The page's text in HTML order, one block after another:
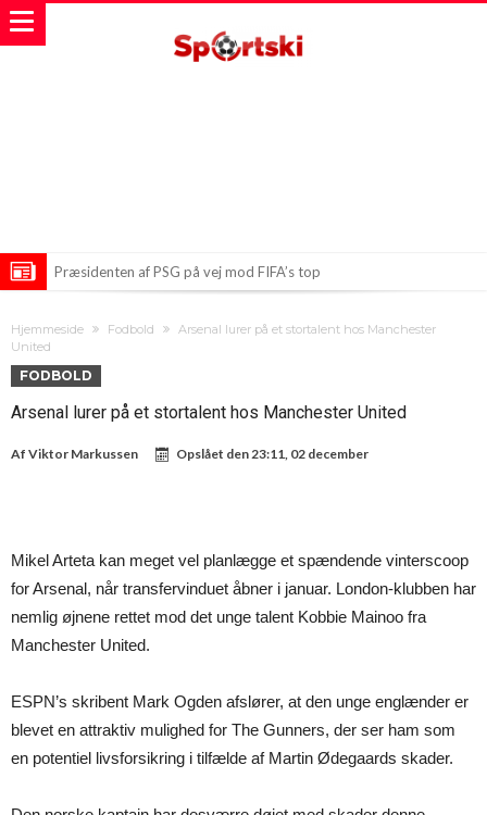
Præsidenten af PSG på vej mod FIFA’s top
Hjemmeside Fodbold
Arsenal lurer på et stortalent hos Manchester
United
FODBOLD
Arsenal lurer på et stortalent hos Manchester United
Af Viktor Markussen Opslået den23:11, 02 december
Mikel Arteta kan meget vel planlægge et spændende vinterscoop
for Arsenal, når transfervinduet åbner i januar. London-klubben har
nemlig øjnene rettet mod det unge talent Kobbie Mainoo fra
Manchester United.
ESPN’s skribent Mark Ogden afslører, at den unge englænder er
blevet en attraktiv mulighed for The Gunners, der ser ham som
en potentiel livsforsikring i tilfælde af Martin Ødegaards skader.